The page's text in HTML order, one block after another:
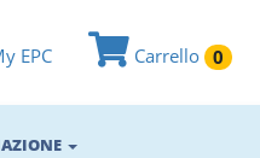
EPC Carrello 0